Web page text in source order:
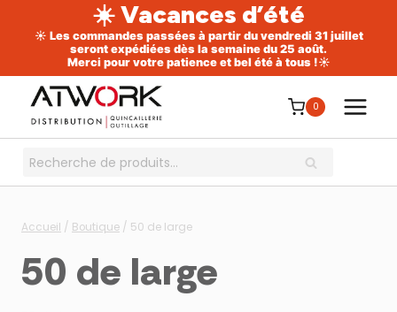
☀️ Vacances d’été
☀️ Les commandes passées à partir du vendredi 31 juillet
seront expédiées dès la semaine du 25 août.
Merci pour votre patience et bel été à tous !☀️
contenu
0
Recherche
RECHERCHE
Accueil / Boutique / 50 de large
50 de large